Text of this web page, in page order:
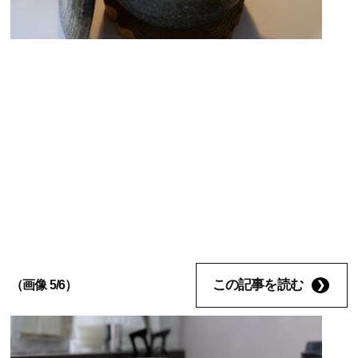
（画像 5/6） この記事を読む